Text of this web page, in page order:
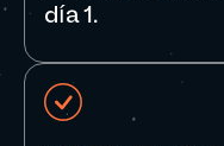
día 1.